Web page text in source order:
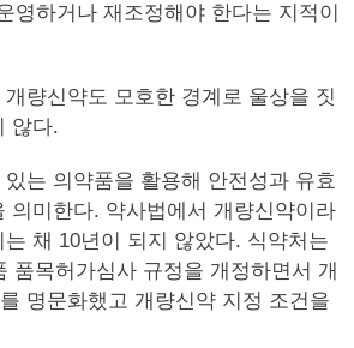
영하거나 재조정해야 한다는 지적이
량신약도 모호한 경계로 울상을 짓
않다.
는 의약품을 활용해 안전성과 유효
의미한다. 약사법에서 개량신약이라
채 10년이 되지 않았다. 식약처는
품목허가심사 규정을 개정하면서 개
명문화했고 개량신약 지정 조건을